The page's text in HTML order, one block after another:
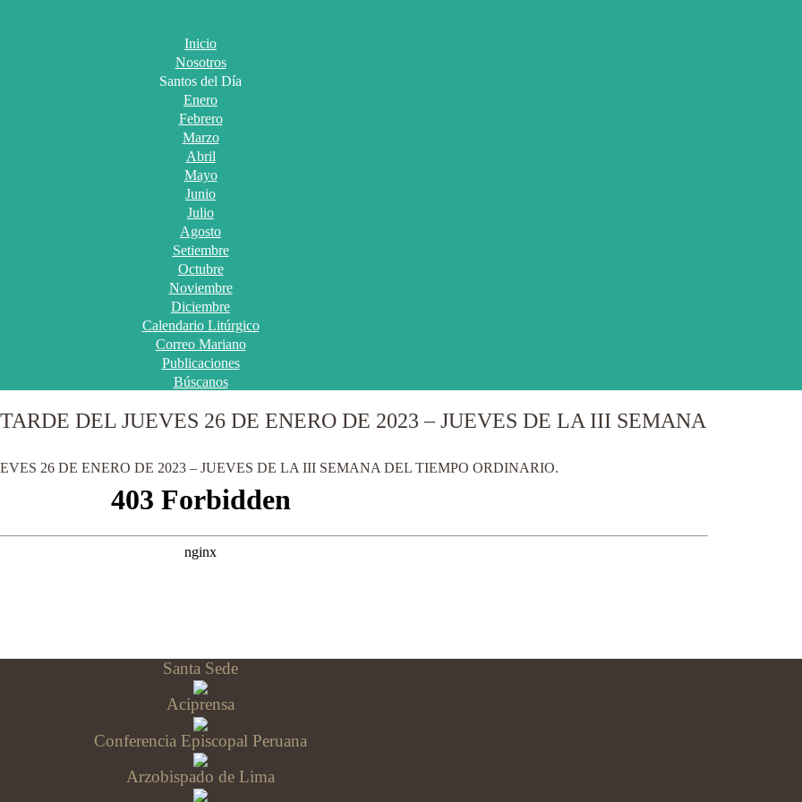
Inicio
Nosotros
Santos del Día
Enero
Febrero
Marzo
Abril
Mayo
Junio
Julio
Agosto
Setiembre
Octubre
Noviembre
Diciembre
Calendario Litúrgico
Correo Mariano
Publicaciones
Búscanos
DEL JUEVES 26 DE ENERO DE 2023 – JUEVES DE LA III SEMANA
26 DE ENERO DE 2023 – JUEVES DE LA III SEMANA DEL TIEMPO ORDINARIO.
Santa Sede
Aciprensa
Conferencia Episcopal Peruana
Arzobispado de Lima